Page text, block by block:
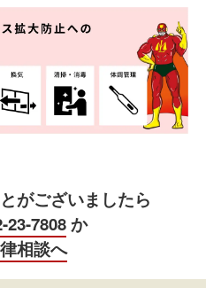
がございましたら
23-7808か
相談へ